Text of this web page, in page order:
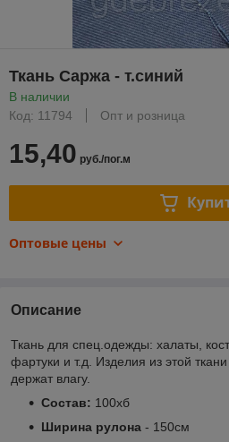
Ткань Саржа - т.синий
В наличии
Код: 11794
Опт и розница
15,40 руб./пог.м
Оптовые цены
Описание
Ткань для спец.одежды: халаты,
фартуки и т.д. Изделия из этой
держат влагу.
Состав: 100хб
Ширина рулона - 150см